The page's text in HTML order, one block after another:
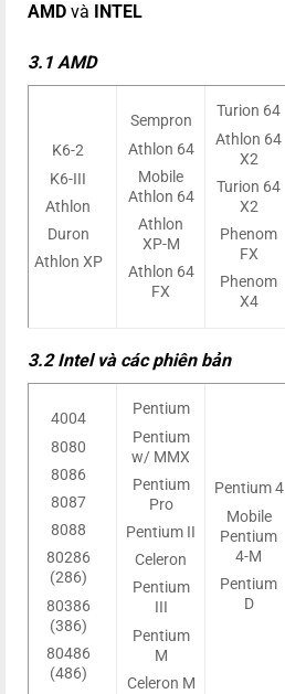
AMD và INTEL
3.1 AMD
K6-2
K6-III
Athlon
Duron
Athlon XP
Sempron
Athlon 64
Mobile
Athlon 64
Athlon
XP-M
Athlon 64
FX
Turion 64
Athlon 64
X2
Turion 64
X2
Phenom
FX
Phenom
X4
3.2 Intel và các phiên bản
4004
8080
8086
8087
8088
80286
(286)
80386
(386)
80486
(486)
Pentium
Pentium
w/ MMX
Pentium
Pro
Pentium II
Celeron
Pentium
III
Pentium
M
Celeron M
Pentium 4
Mobile
Pentium
4-M
Pentium
D